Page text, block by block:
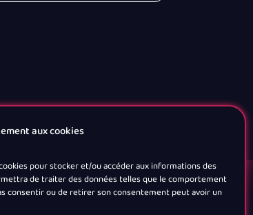
aux cookies
pour stocker et/ou accéder aux informations des
de traiter des données telles que le comportement
consentir ou de retirer son consentement peut avoir un